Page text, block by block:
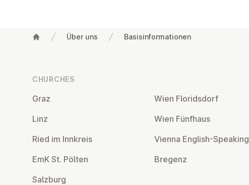
Über uns Basisinformationen
CHURCHES
Graz
Linz
Ried im Innkreis
EmK St. Pölten
Salzburg
Wien Flor­idsdorf
Wien Fünfhaus
Vienna English-Speaking
Bregenz